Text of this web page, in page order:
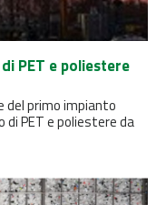
PET e poliestere
del primo impianto
di PET e poliestere da